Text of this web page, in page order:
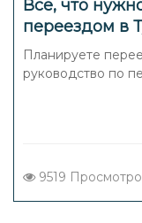
Все, что
переездом в
Планируете
руководство по
9519